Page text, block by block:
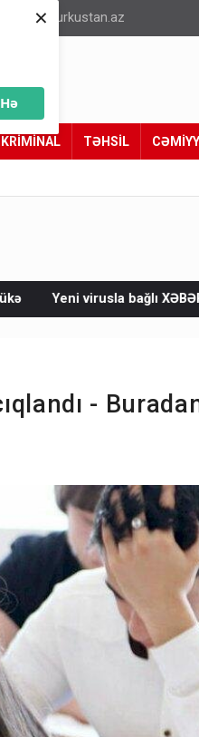
Hə
×
info@turkustan.az
KRİMİNAL TƏHSİL
XƏBƏRDARLIQ - Qardaş
-